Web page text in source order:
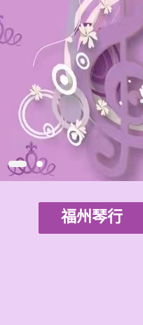
福州琴行